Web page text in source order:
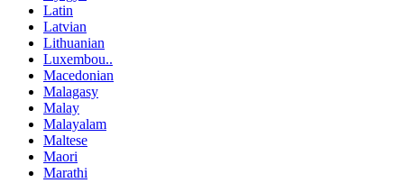
Latin
Latvian
Lithuanian
Luxembou..
Macedonian
Malagasy
Malay
Malayalam
Maltese
Maori
Marathi